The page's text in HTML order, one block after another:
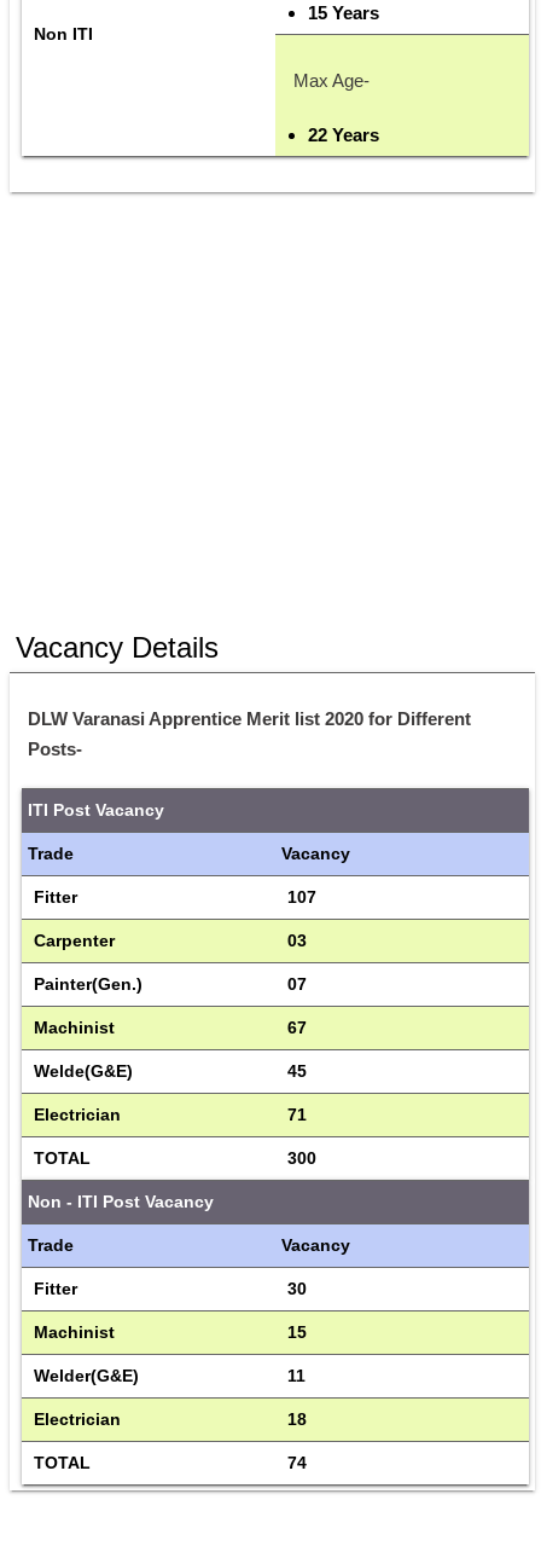
Non ITI
15 Years
Max Age-
22 Years
Vacancy Details
DLW Varanasi Apprentice Merit list 2020 for Different
Posts-
ITI Post Vacancy
Trade Vacancy
Fitter 107
Carpenter 03
Painter(Gen.) 07
Machinist 67
Welde(G&E) 45
Electrician 71
TOTAL 300
Non - ITI Post Vacancy
Trade Vacancy
Fitter 30
Machinist 15
Welder(G&E) 11
Electrician 18
TOTAL 74